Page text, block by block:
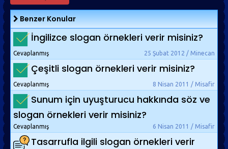
Benzer Konular
İngilizce slogan örnekleri verir misiniz?
25 Şubat 2012 / Minecan
Cevaplanmış
Çeşitli slogan örnekleri verir misiniz?
8 Nisan 2011 / Misafir
Cevaplanmış
Sunum için uyuşturucu hakkında söz ve
slogan örnekleri verir misiniz?
6 Nisan 2011 / Misafir
Cevaplanmış
Tasarrufla ilgili slogan örnekleri verir